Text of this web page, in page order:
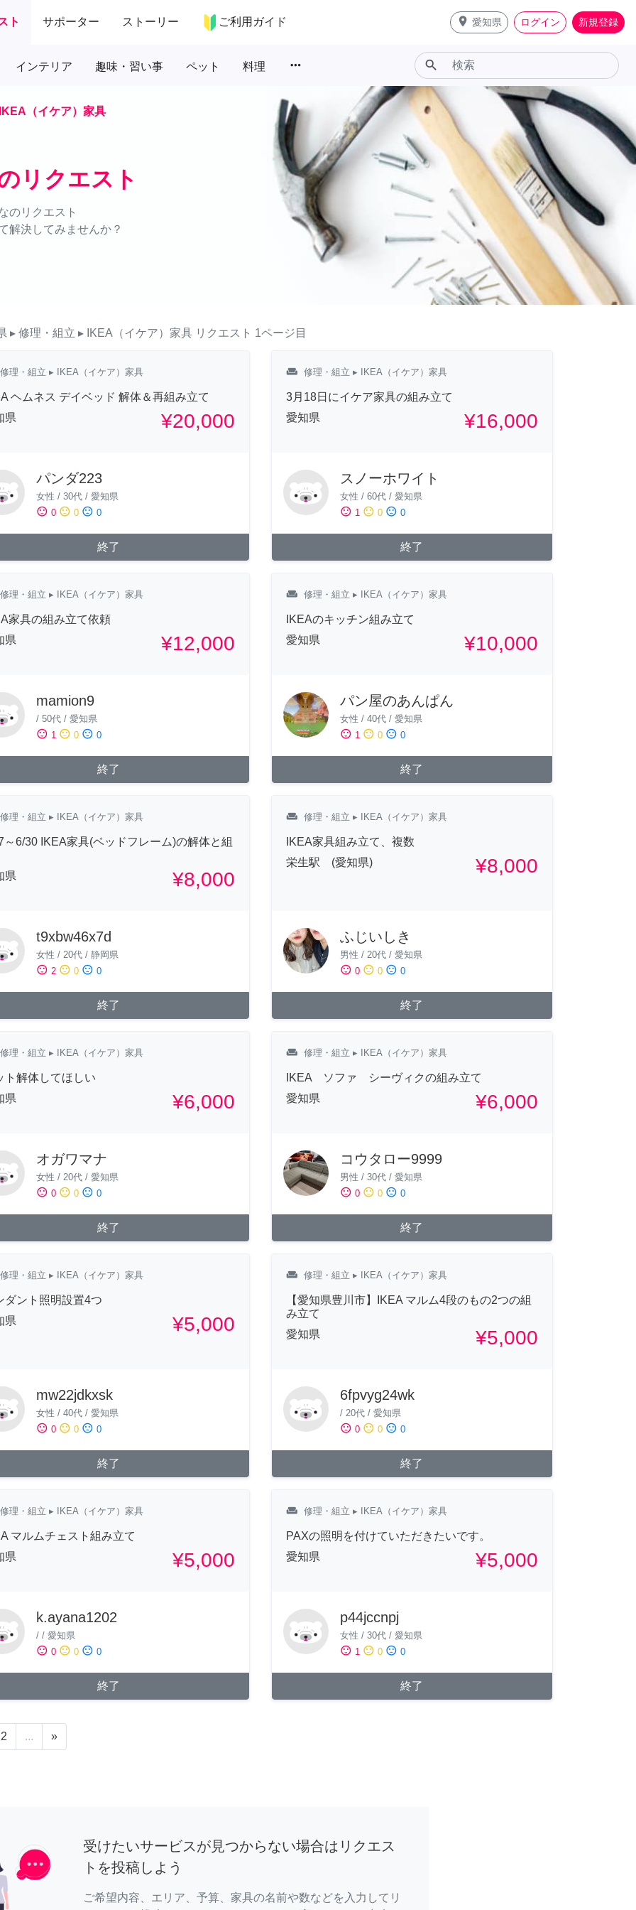
ト サポーター ストーリー ご利用ガイド place 愛知県 ログイン 新規登録
インテリア 趣味・習い事 ペット 料理 more_horiz search
（イケア）家具
リクエスト
のリクエスト
解決してみませんか？
▸ 修理・組立 ▸ IKEA（イケア）家具 リクエスト 1ページ目
修理・組立 ▸ IKEA（イケア）家具
ヘムネス デイベッド 解体＆再組み立て
県
¥20,000
パンダ223
女性 / 30代 / 愛知県
sentiment_satisfied 0 sentiment_neutral 0 sentiment_dissatisfied 0
終了
weekend 修理・組立 ▸ IKEA（イケア）家具
3月18日にイケア家具の組み立て
愛知県
¥16,000
スノーホワイト
女性 / 60代/ 愛知県
sentiment_satisfied 1 sentiment_neutral 0 sentiment_dissatisfied 0
終了
修理・組立 ▸ IKEA（イケア）家具
家具の組み立て依頼
県
¥12,000
mamion9
/ 50代 / 愛知県
sentiment_satisfied 1 sentiment_neutral 0 sentiment_dissatisfied 0
終了
weekend 修理・組立 ▸ IKEA（イケア）家具
IKEAのキッチン組み立て
愛知県
¥10,000
パン屋のあんぱん
女性 / 40代/ 愛知県
sentiment_satisfied 1 sentiment_neutral 0 sentiment_dissatisfied 0
終了
修理・組立 ▸ IKEA（イケア）家具
～6/30 IKEA家具(ベッドフレーム)の解体と組
県 ¥8,000
t9xbw46x7d
女性 / 20代 / 静岡県
sentiment_satisfied 2 sentiment_neutral 0 sentiment_dissatisfied 0
終了
weekend 修理・組立 ▸ IKEA（イケア）家具
IKEA家具組み立て、複数
栄生駅 (愛知県)
¥8,000
ふじいしき
男性 / 20代/ 愛知県
sentiment_satisfied 0 sentiment_neutral 0 sentiment_dissatisfied 0
終了
修理・組立 ▸ IKEA（イケア）家具
ト解体してほしい
県
¥6,000
オガワマナ
女性 / 20代 / 愛知県
sentiment_satisfied 0 sentiment_neutral 0 sentiment_dissatisfied 0
終了
weekend 修理・組立 ▸ IKEA（イケア）家具
IKEA ソファ シーヴィクの組み立て
愛知県
¥6,000
コウタロー9999
男性 / 30代/ 愛知県
sentiment_satisfied 0 sentiment_neutral 0 sentiment_dissatisfied 0
終了
修理・組立 ▸ IKEA（イケア）家具
ダント照明設置4つ
県
¥5,000
mw22jdkxsk
女性 / 40代 / 愛知県
sentiment_satisfied 0 sentiment_neutral 0 sentiment_dissatisfied 0
終了
weekend 修理・組立 ▸ IKEA（イケア）家具
【愛知県豊川市】IKEA マルム4段のもの2つの組
み立て
愛知県
¥5,000
6fpvyg24wk
/ 20代/ 愛知県
sentiment_satisfied 0 sentiment_neutral 0 sentiment_dissatisfied 0
終了
修理・組立 ▸ IKEA（イケア）家具
マルムチェスト組み立て
県
¥5,000
k.ayana1202
/ / 愛知県
sentiment_satisfied 0 sentiment_neutral 0 sentiment_dissatisfied 0
終了
weekend 修理・組立 ▸ IKEA（イケア）家具
PAXの照明を付けていただきたいです。
愛知県
¥5,000
p44jccnpj
女性 / 30代/ 愛知県
sentiment_satisfied 1 sentiment_neutral 0 sentiment_dissatisfied 0
終了
2 ... »
受けたいサービスが見つからない場合はリクエス
トを投稿しよう
ご希望内容、エリア、予算、家具の名前や数などを入力してリ